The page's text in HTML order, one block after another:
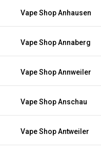
Vape Shop Anhausen
Vape Shop Annaberg
Vape Shop Annweiler
Vape Shop Anschau
Vape Shop Antweiler